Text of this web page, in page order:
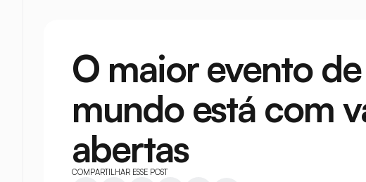
O maior evento
mundo está com
abertas
COMPARTILHAR ESSE POST